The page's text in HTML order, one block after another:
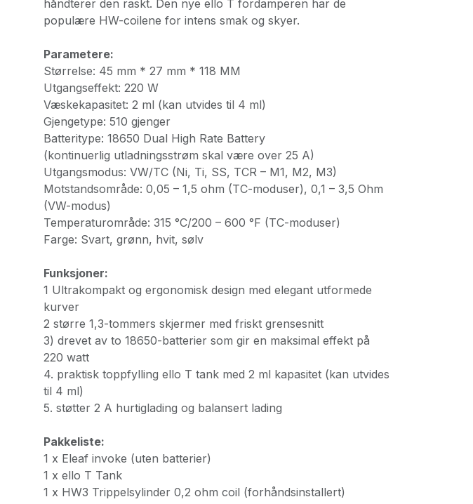
håndterer den raskt. Den nye ello T fordamperen har de
populære HW-coilene for intens smak og skyer.
Parametere:
Størrelse: 45 mm * 27 mm * 118 MM
Utgangseffekt: 220 W
Væskekapasitet: 2 ml (kan utvides til 4 ml)
Gjengetype: 510 gjenger
Batteritype: 18650 Dual High Rate Battery
(kontinuerlig utladningsstrøm skal være over 25 A)
Utgangsmodus: VW/TC (Ni, Ti, SS, TCR – M1, M2, M3)
Motstandsområde: 0,05 – 1,5 ohm (TC-moduser), 0,1 – 3,5 Ohm
(VW-modus)
Temperaturområde: 315 °C/200 – 600 °F (TC-moduser)
Farge: Svart, grønn, hvit, sølv
Funksjoner:
1 Ultrakompakt og ergonomisk design med elegant utformede
kurver
2 større 1,3-tommers skjermer med friskt grensesnitt
3) drevet av to 18650-batterier som gir en maksimal effekt på
220 watt
4. praktisk toppfylling ello T tank med 2 ml kapasitet (kan utvides
til 4 ml)
5. støtter 2 A hurtiglading og balansert lading
Pakkeliste:
1 x Eleaf invoke (uten batterier)
1 x ello T Tank
1 x HW3 Trippelsylinder 0,2 ohm coil (forhåndsinstallert)